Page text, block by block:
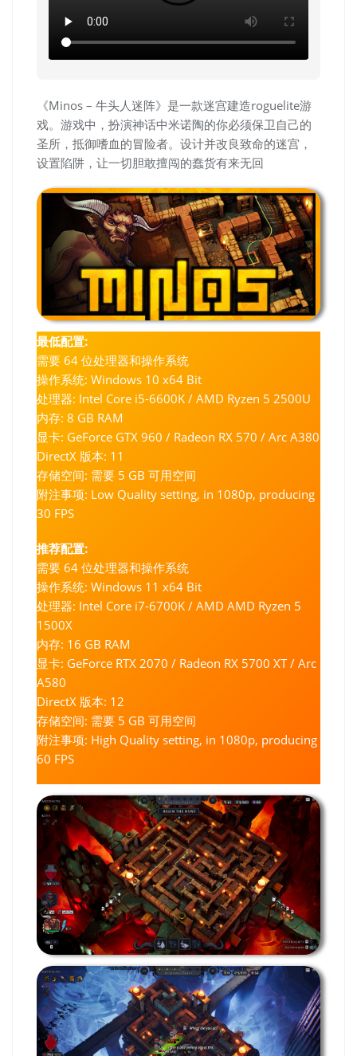
《Minos – 牛头人迷阵》是一款迷宫建造roguelite游
戏。游戏中，扮演神话中米诺陶的你必须保卫自己的
圣所，抵御嗜血的冒险者。设计并改良致命的迷宫，
设置陷阱，让一切胆敢擅闯的蠢货有来无回
最低配置:
需要 64 位处理器和操作系统
操作系统: Windows 10 x64 Bit
处理器: Intel Core i5-6600K / AMD Ryzen 5 2500U
内存: 8 GB RAM
显卡: GeForce GTX 960 / Radeon RX 570 / Arc A380
DirectX 版本: 11
存储空间: 需要 5 GB 可用空间
附注事项: Low Quality setting, in 1080p, producing
30 FPS
推荐配置:
需要 64 位处理器和操作系统
操作系统: Windows 11 x64 Bit
处理器: Intel Core i7-6700K / AMD AMD Ryzen 5
1500X
内存: 16 GB RAM
显卡: GeForce RTX 2070 / Radeon RX 5700 XT / Arc
A580
DirectX 版本: 12
存储空间: 需要 5 GB 可用空间
附注事项: High Quality setting, in 1080p, producing
60 FPS